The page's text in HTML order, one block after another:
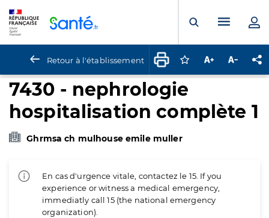
Ouvrir laMenu
Retour à l'établissement Connectez-vous
Augmenter la
7430 - nephrologie
hospitalisation complète 1
Ghrmsa ch mulhouse emile muller
En cas d'urgence vitale, contactez le 15. If you
experience or witness a medical emergency,
immediatly call 15 (the national emergency
organization).